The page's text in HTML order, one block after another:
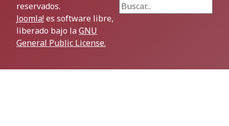
reservados.
Joomla!es software libre,
liberado bajo laGNU
General Public License.